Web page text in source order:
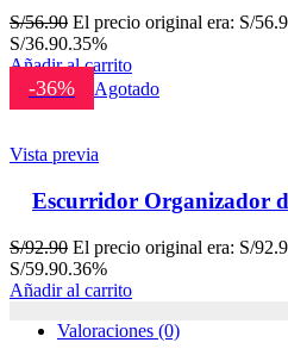
S/56.90 El precio original era: S/
S/36.90.35%
Añadir al carrito
-36% Agotado
Vista previa
Escurridor Organizador
S/92.90 El precio original era: S/
S/59.90.36%
Añadir al carrito
Valoraciones (0)